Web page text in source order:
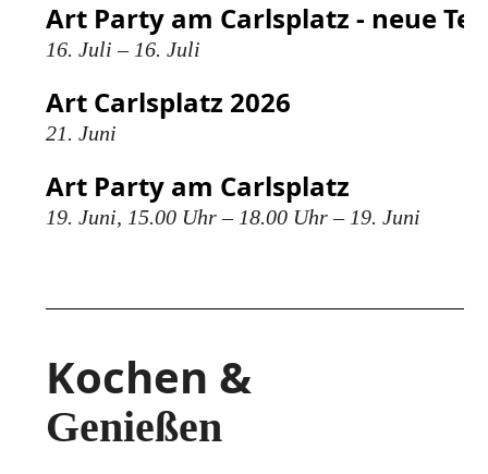
Art Party am Carlsplatz - neue
16. Juli – 16. Juli
Art Carlsplatz 2026
21. Juni
Art Party am Carlsplatz
19. Juni, 15.00 Uhr – 18.00 Uhr – 19. Juni
Kochen &
Genießen